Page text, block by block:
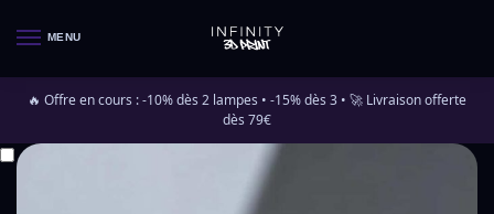
MENU
🔥 Offre en cours : -10% dès 2 lampes • -15% dès 3 • 🚀 Livraison offerte
dès 79€